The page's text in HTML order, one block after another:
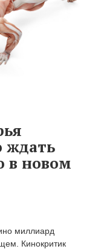
ждать
в новом
миллиард
Кинокритик